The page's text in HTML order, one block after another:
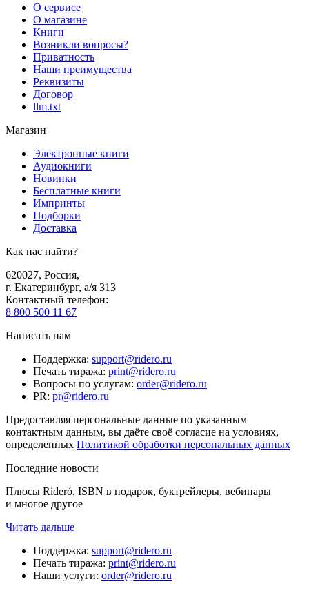
О сервисе
О магазине
Книги
Возникли вопросы?
Приватность
Наши преимущества
Реквизиты
Договор
llm.txt
Магазин
Электронные книги
Аудиокниги
Новинки
Бесплатные книги
Импринты
Подборки
Доставка
Как нас найти?
620027, Россия,
г. Екатеринбург, а/я 313
Контактный телефон:
8 800 500 11 67
Написать нам
Поддержка: support@ridero.ru
Печать тиража: print@ridero.ru
Вопросы по услугам: order@ridero.ru
PR: pr@ridero.ru
Предоставляя персональные данные по указанным
контактным данным, вы даёте своё согласие на условиях,
определенных Политикой обработки персональных данных
Последние новости
Плюсы Rideró, ISBN в подарок, буктрейлеры, вебинары
и многое другое
Читать дальше
Поддержка: support@ridero.ru
Печать тиража: print@ridero.ru
Наши услуги: order@ridero.ru